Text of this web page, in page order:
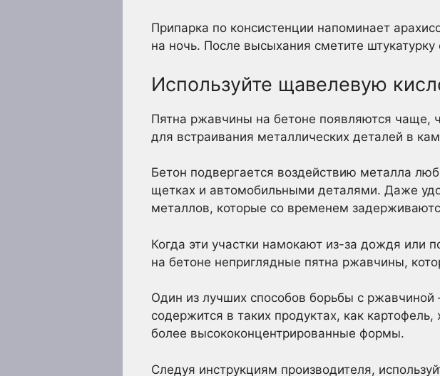
Припарка по консистенции напоминает
на ночь. После высыхания сметите
Используйте щавелевую
Пятна ржавчины на бетоне появляются
для встраивания металлических деталей в
Бетон подвергается воздействию металла
щетках и автомобильными деталями. Даже
металлов, которые со временем
Когда эти участки намокают из-за дождя или
на бетоне неприглядные пятна ржавчины,
Один из лучших способов борьбы с
содержится в таких продуктах, как
более высококонцентрированные формы.
Следуя инструкциям производителя,